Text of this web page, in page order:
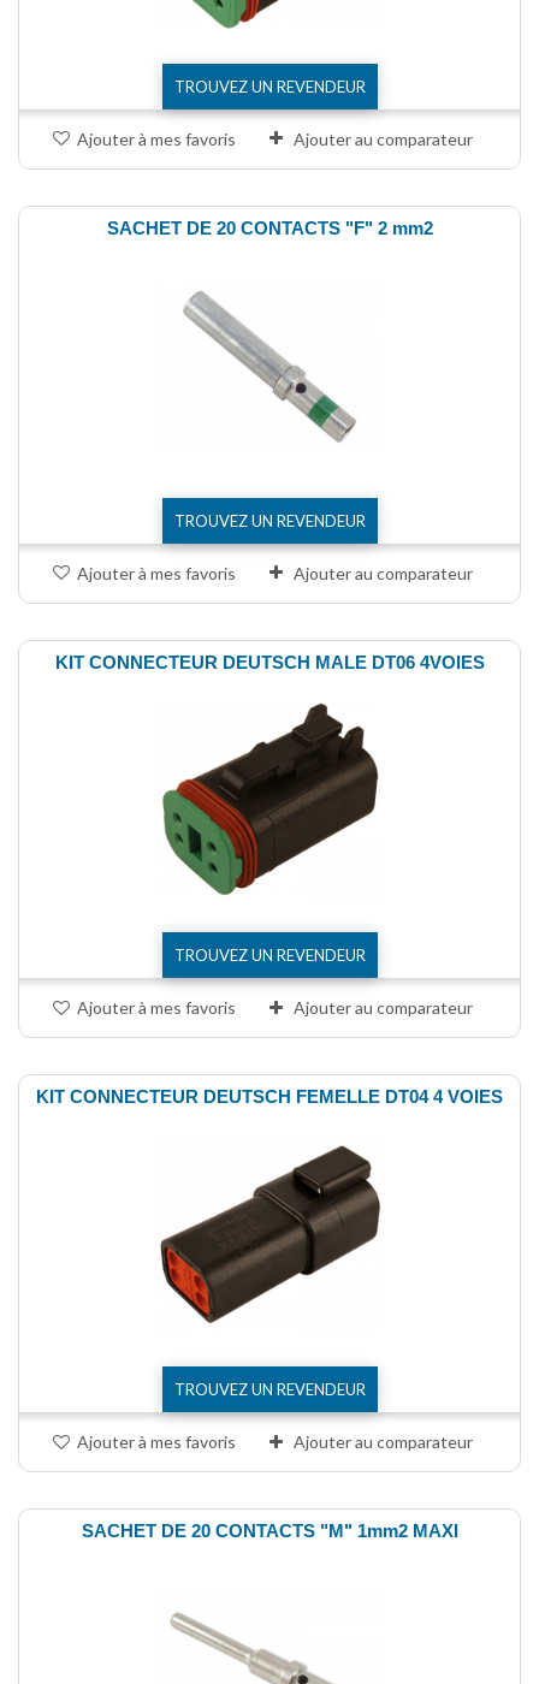
TROUVEZ UN REVENDEUR
Ajouter à mes favoris Ajouter au comparateur
SACHET DE 20 CONTACTS "F" 2 mm2
TROUVEZ UN REVENDEUR
Ajouter à mes favoris Ajouter au comparateur
KIT CONNECTEUR DEUTSCH MALE DT06 4VOIES
TROUVEZ UN REVENDEUR
Ajouter à mes favoris Ajouter au comparateur
KIT CONNECTEUR DEUTSCH FEMELLE DT04 4 VOIES
TROUVEZ UN REVENDEUR
Ajouter à mes favoris Ajouter au comparateur
SACHET DE 20 CONTACTS "M" 1mm2 MAXI